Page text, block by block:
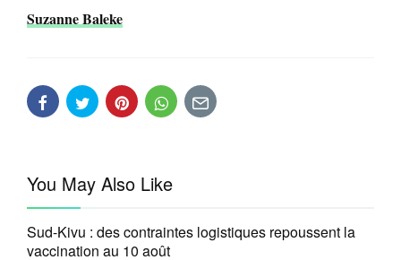
Suzanne Baleke
You May Also Like
Sud-Kivu : des contraintes logistiques repoussent la
vaccination au 10 août